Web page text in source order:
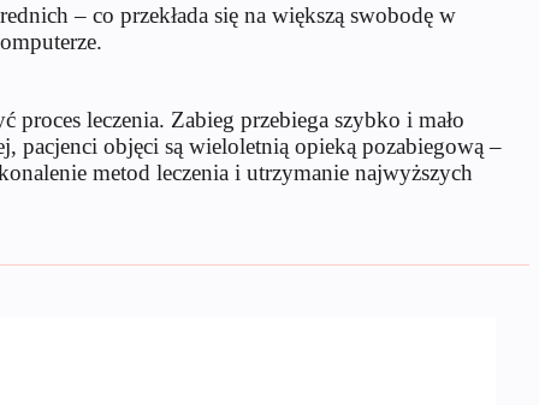
– co przekłada się na większą swobodę w
leczenia. Zabieg przebiega szybko i mało
pacjenci objęci są wieloletnią opieką pozabiegową –
metod leczenia i utrzymanie najwyższych